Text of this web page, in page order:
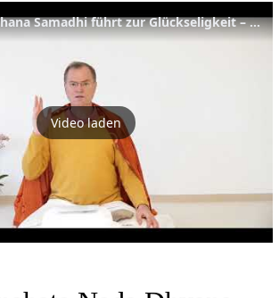
Nada Anusandhana Samadhi führt zur Glückseligkeit – YVS493 – HYP Kap. 4, Verse 81
Video laden